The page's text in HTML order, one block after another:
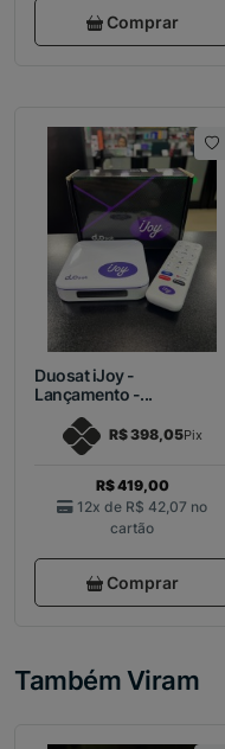
Comprar
Duosat iJoy -
Lançamento -...
R$ 398,05Pix
R$ 419,00
12x de R$ 42,07 no
cartão
Comprar
Também Viram